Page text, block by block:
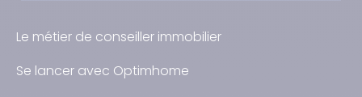
Le métier de conseiller immobilier
Se lancer avec Optimhome